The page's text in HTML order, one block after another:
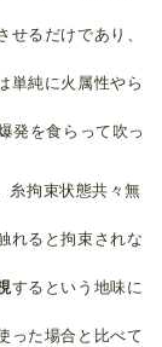
るだけであり、
単純に火属性やら
発を食らって吹っ
糸拘束状態共々無
れると拘束されな
するという地味に
った場合と比べて